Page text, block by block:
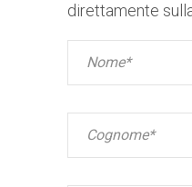
direttamente